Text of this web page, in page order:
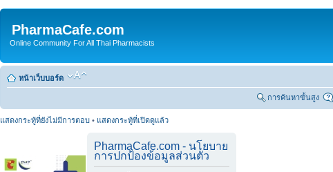
PharmaCafe.com
Online Community For All Thai Pharmacists
หน้าเว็บบอร์ด
การค้นหาขั้นสูง
แสดงกระทู้ที่ยังไม่มีการตอบ • แสดงกระทู้ที่เปิดดูแล้ว
PharmaCafe.com - นโยบาย
การปกป้องข้อมูลส่วนตัว